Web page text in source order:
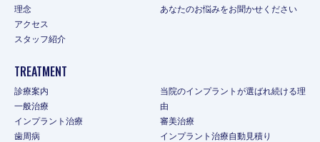
理念
アクセス
スタッフ紹介
あなたのお悩みをお聞かせください
TREATMENT
診療案内
一般治療
インプラント治療
歯周病
当院のインプラントが選ばれ続ける理
由
審美治療
インプラント治療自動見積り